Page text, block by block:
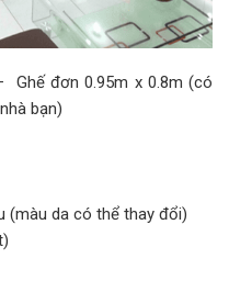
Ghế đơn 0.95m x 0.8m (có
bạn)
(màu da có thể thay đổi)